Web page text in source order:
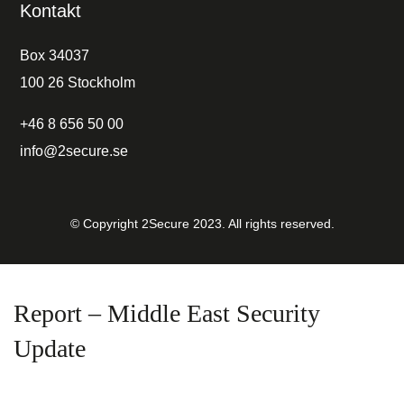
Kontakt
Box 34037
100 26 Stockholm
+46 8 656 50 00
info@2secure.se
© Copyright 2Secure 2023. All rights reserved.
Report – Middle East Security
Update